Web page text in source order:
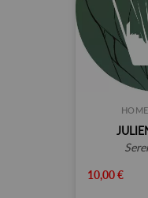
10,00 €